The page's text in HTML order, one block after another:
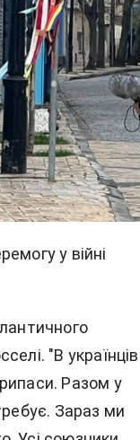
у війні
"В українців
Разом у
Зараз ми